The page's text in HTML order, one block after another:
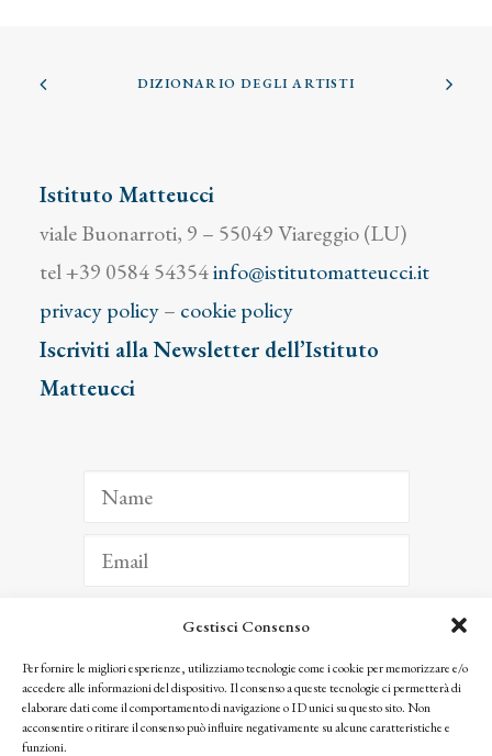
Gestisci Consenso
Per fornire le migliori esperienze, utilizziamo tecnologie come i cookie per memorizzare e/o
accedere alle informazioni del dispositivo. Il consenso a queste tecnologie ci permetterà di
elaborare dati come il comportamento di navigazione o ID unici su questo sito. Non
acconsentire o ritirare il consenso può influire negativamente su alcune caratteristiche e
funzioni.
DIZIONARIO DEGLI ARTISTI
Istituto Matteucci
viale Buonarroti, 9 – 55049 Viareggio (LU)
tel +39 0584 54354info@istitutomatteucci.it
privacy policy– cookie policy
Iscriviti alla Newsletter dell’Istituto
Matteucci
ISCRIVITI
Facendo clic per iscriverti, riconosci che le tue informazioni saranno trattate
seguendo la nostra Privacy Policy
© 2025 Istituto Matteucci. All right reserved